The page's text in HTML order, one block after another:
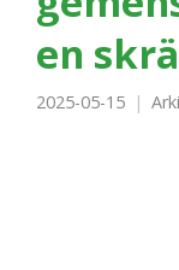
en
2025-05-15